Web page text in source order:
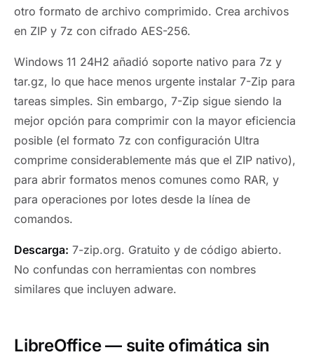
otro formato de archivo comprimido. Crea archivos
en ZIP y 7z con cifrado AES-256.
Windows 11 24H2 añadió soporte nativo para 7z y
tar.gz, lo que hace menos urgente instalar 7-Zip para
tareas simples. Sin embargo, 7-Zip sigue siendo la
mejor opción para comprimir con la mayor eficiencia
posible (el formato 7z con configuración Ultra
comprime considerablemente más que el ZIP nativo),
para abrir formatos menos comunes como RAR, y
para operaciones por lotes desde la línea de
comandos.
Descarga: 7-zip.org. Gratuito y de código abierto.
No confundas con herramientas con nombres
similares que incluyen adware.
LibreOffice — suite ofimática sin